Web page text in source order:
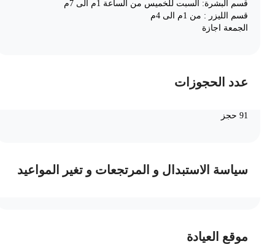
قسم البشرة: السبت للخميس من الساعة 1م الى 7م
قسم الليزر : من 1م الى 4م
الجمعة اجازة
عدد الحجوزات
سياسة الاستبدال و المرتجعات و تغير المواعيد
موقع العيادة